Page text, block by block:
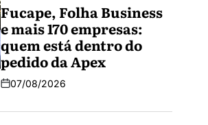
Fucape, Folha Business
e mais 170 empresas:
quem está dentro do
pedido da Apex
07/08/2026